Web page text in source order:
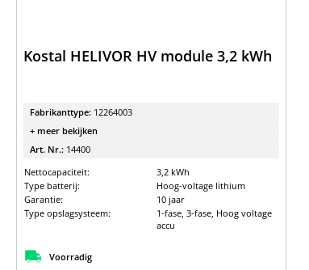
Kostal HELIVOR HV module 3,2 kWh
Fabrikanttype: 12264003
+ meer bekijken
Art. Nr.: 14400
Nettocapaciteit:
3,2 kWh
Type batterij:
Hoog-voltage lithium
Garantie:
10 jaar
Type opslagsysteem:
1-fase, 3-fase, Hoog voltage
accu
Voorradig